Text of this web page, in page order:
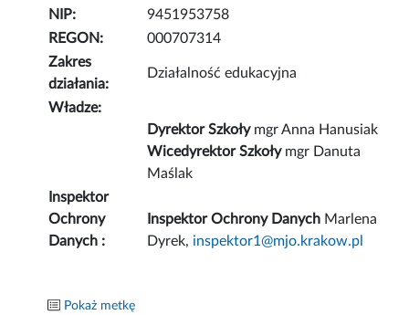
NIP:
9451953758
REGON:
000707314
Zakres
działania:
Działalność edukacyjna
Władze:
Dyrektor Szkołymgr Anna Hanusiak
Wicedyrektor Szkołymgr Danuta
Maślak
Inspektor
Ochrony
Danych :
Inspektor Ochrony Danych Marlena
Dyrek, inspektor1@mjo.krakow.pl
Pokaż metkę